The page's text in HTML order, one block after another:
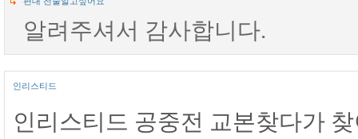
알려주셔서 감사합니다.
인리스티드
인리스티드 공중전 교본찾다가